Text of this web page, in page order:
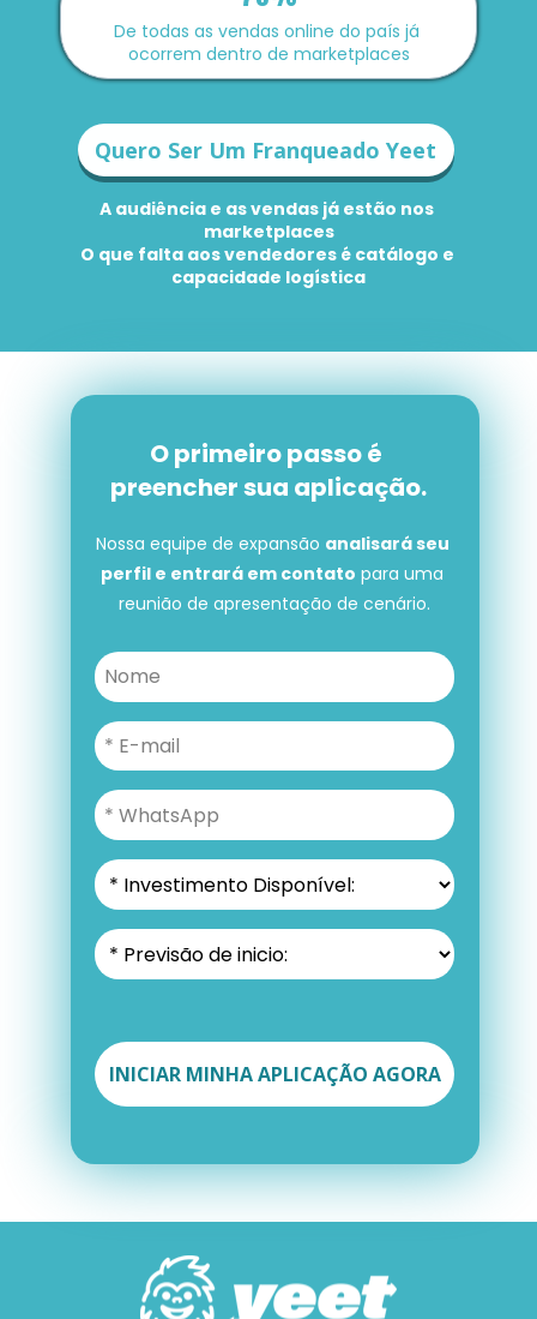
De todas as vendas online do país já
ocorrem dentro de marketplaces
A audiência e as vendas já estão nos
marketplaces
O que falta aos vendedores é catálogo e
capacidade logística
Quero Ser Um Franqueado Yeet
O primeiro passo é
preencher sua aplicação.
O primeiro passo é preencher
sua aplicação.
Nossa equipe de expansão analisará seu
perfil e entrará em contato para uma
reunião de apresentação de cenário.
INICIAR MINHA APLICAÇÃO AGORA